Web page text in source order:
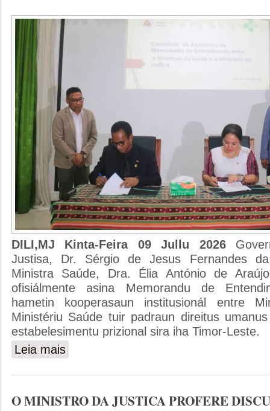
DILI,MJ Kinta-Feira 09 Jullu 2026
Justisa, Dr. Sérgio de Jesus Fernandes
Ministra Saúde, Dra. Élia António de
ofisiálmente asina Memorandu de
hametin kooperasaun institusionál entre
Ministériu Saúde tuir padraun direitus
estabelesimentu prizional sira iha Timor-Leste.
Leia mais
SAUDE IHA ESTABELESIMENTU PRIZIONAL
O MINISTRO DA JUSTICA PROFERE